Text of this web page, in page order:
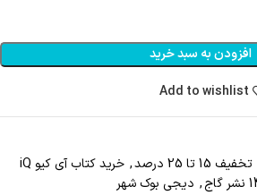
افزودن به سبد خرید
Add to wishlist
تخفیف 15 تا 25 درصد ,
خرید کتاب آی کیو iQ
, دیجی بوک شهر